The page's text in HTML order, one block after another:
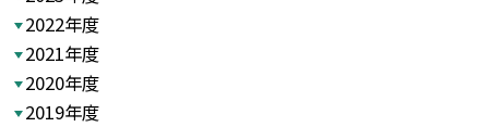
2022年度
2021年度
2020年度
2019年度